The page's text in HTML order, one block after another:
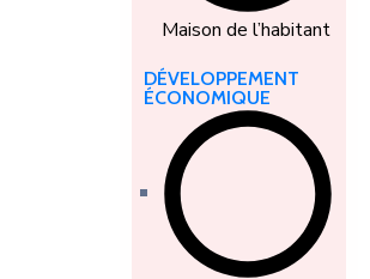
Maison de l’habitant
DÉVELOPPEMENT
ÉCONOMIQUE